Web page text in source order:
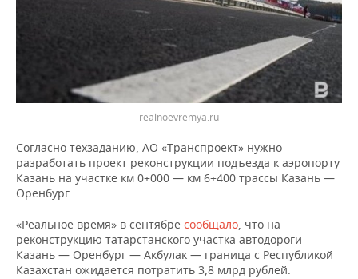
ОТКРЫТАЯ ЛЕКЦИЯ
БАСКЕТБОЛ
КИБЕРСПОРТ
ВОДНЫЕ ВИДЫ СПОРТА
ИНФРАСТРУКТУРА
КУЛЬТУРА
ОБРАЗОВАНИЕ
СПРАВОЧНИК
СПИСОК КОМПАНИЙ
realnoevremya.ru
Согласно техзаданию, АО «Транспроект» нужно
разработать проект реконструкции подъезда к аэропорту
Казань на участке км 0+000 — км 6+400 трассы Казань —
Оренбург.
«Реальное время» в сентябре сообщало, что на
реконструкцию татарстанского участка автодороги
Казань — Оренбург — Акбулак — граница с Республикой
Казахстан ожидается потратить 3,8 млрд рублей.